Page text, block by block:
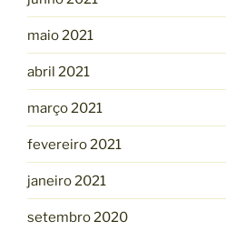
maio 2021
abril 2021
março 2021
fevereiro 2021
janeiro 2021
setembro 2020